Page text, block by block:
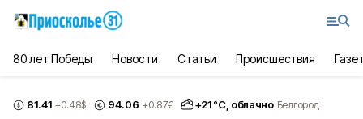
80 лет Победы Новости Статьи Происшествия
81.41 +0.48$ 94.06 +0.87€ +21°С, облачно Белгород